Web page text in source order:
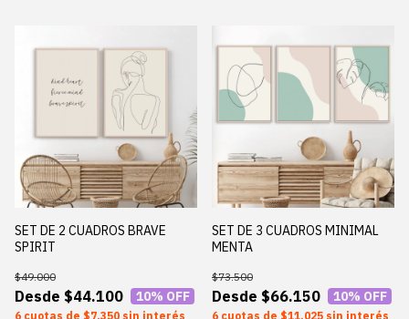
SET DE 2 CUADROS BRAVE
SPIRIT
$44.100
$49.000
10% OFF
6 $7.350 sin interés
SET DE 3 CUADROS MINIMAL
MENTA
$66.150
$73.500
10% OFF
6 $11.025 sin interés